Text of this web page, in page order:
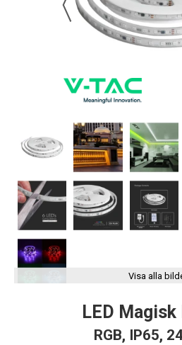
Visa alla
LED Magisk
RGB, IP65,